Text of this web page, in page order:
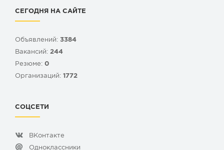
СЕГОДНЯ НА САЙТЕ
Объявлений: 3384
Вакансий: 244
Резюме: 0
Организаций: 1772
СОЦСЕТИ
ВКонтакте
Одноклассники